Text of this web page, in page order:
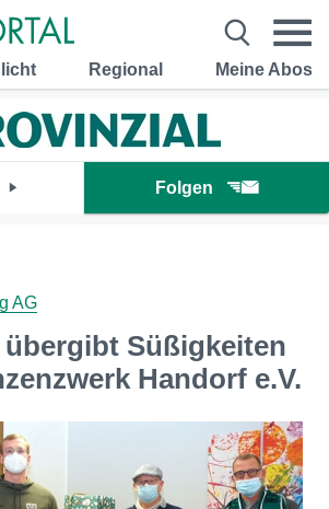
Regional Meine Abos
Folgen
AG
Süßigkeiten
Handorf e.V.